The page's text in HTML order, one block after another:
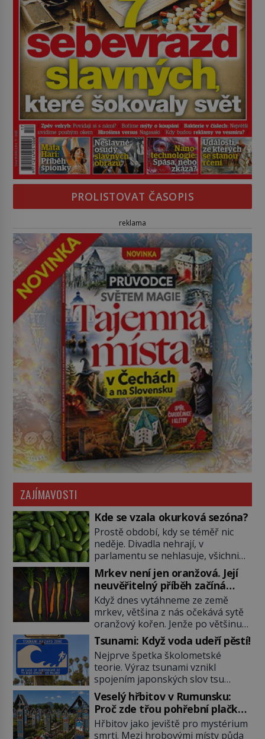
PROLISTOVAT ČASOPIS
reklama
ZAJÍMAVOSTI
Kde se vzala okurková sezóna?
Prostě období, kdy se téměř nic
neděje. Divadla nehrají, v
parlamentu se nehlasuje, všichni
jsou na dovolené a média tak
nemají o čem mluvit a psát. A
vymýšlejí si proto témata, které
nikoho nezajímají. Proč je však ona
letní doba spojovaná zrovna s
okurkami? Okurkovou sezónu
známe už od poloviny 19. století,
ovšem jako Češi […]
Mrkev není jen oranžová. Její
neuvěřitelný příběh začíná
fialovou barvou
Když dnes vytáhneme ze země
mrkev, většina z nás očekává sytě
oranžový kořen. Jenže po většinu
své historie je mrkev všechno
možné, jen ne oranžová. Je fialová,
žlutá, bílá, někdy dokonce téměř
černá. Až díky stovkám let
pečlivého šlechtění se z ní stává
zelenina, bez které si českou
zahradu ani nedokážeme
představit. Její příběh je […]
Tsunami: Když voda udeří pěstí!
Nejprve špetka školometské
teorie. Výraz tsunami vznikl
spojením japonských slov tsu
(přístav) a nami (vlna). Jedná se o
dlouhou vlnu, která je na volném
moři takřka nepostřehnutelná.
Ačkoli je vlnová délka tsunami i 300
Veselý hřbitov v Rumunsku:
Proč zde třou pohřební plačky
bídu s nouzí?
Hřbitov jako jeviště pro mystérium
smrti. Mezi hrobovými místy půda